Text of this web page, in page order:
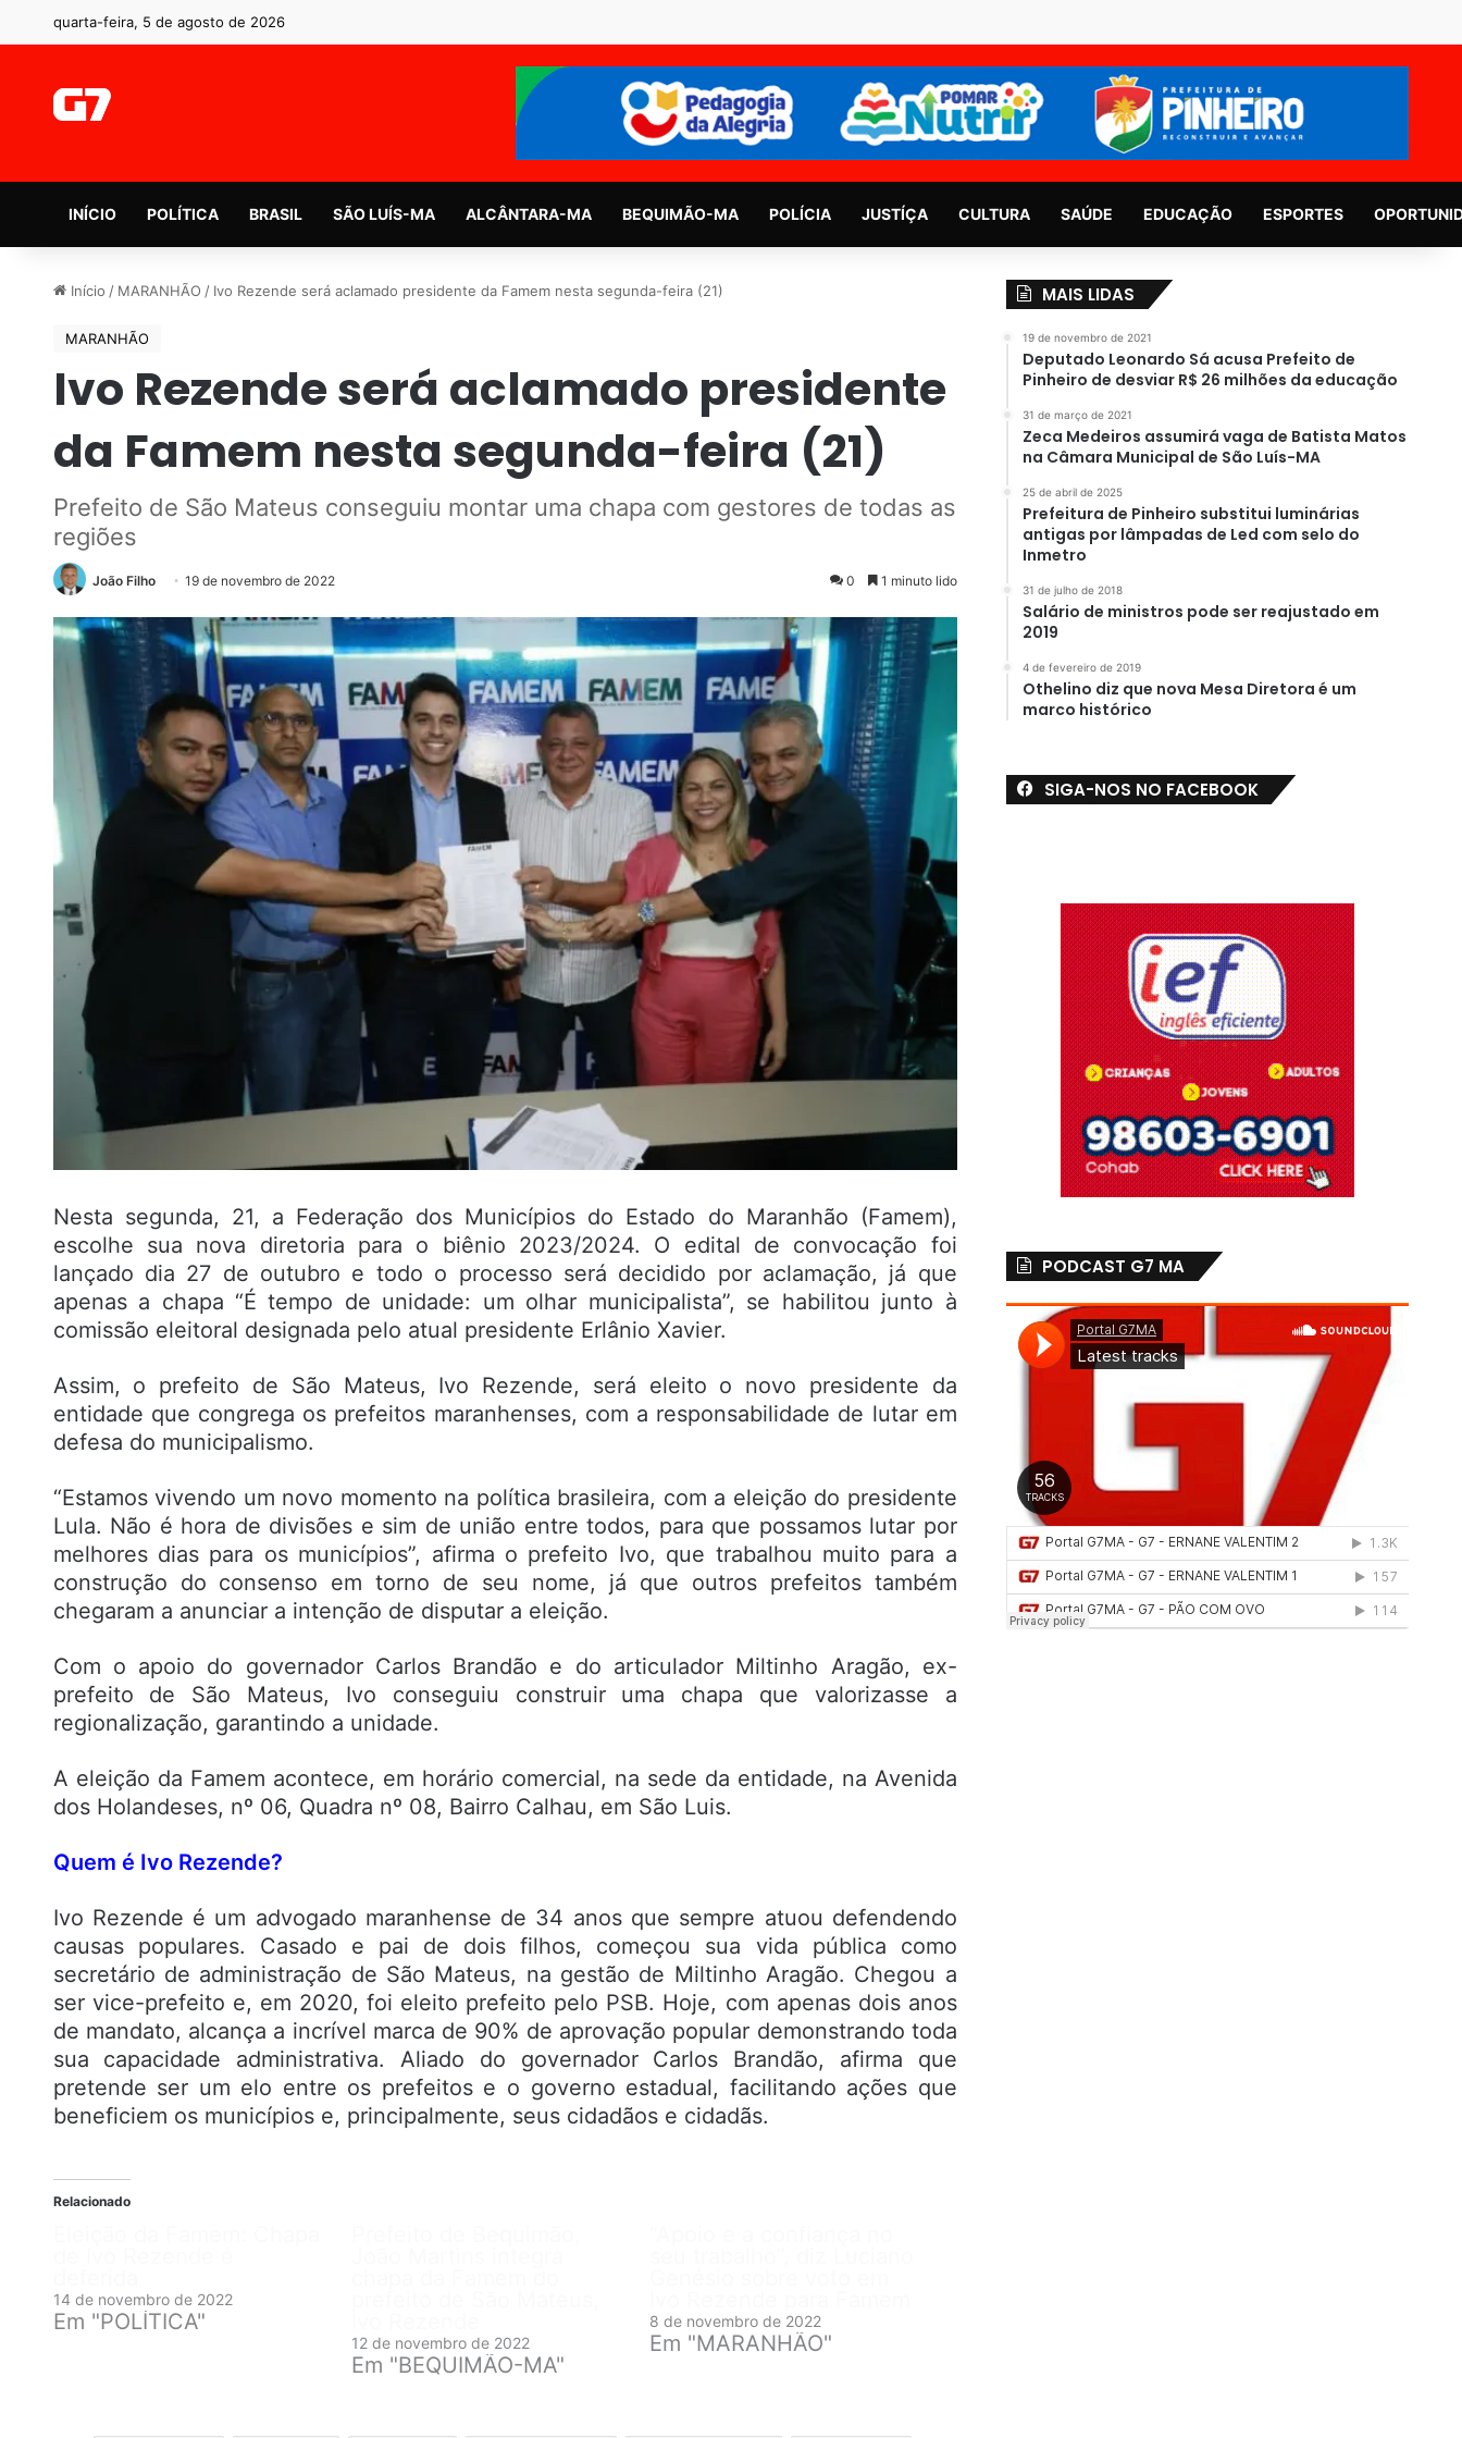
quarta-feira, 5 de agosto de 2026
INÍCIO POLÍTICA BRASIL SÃO LUÍS-MA ALCÂNTARA-MA BEQUIMÃO-MA POLÍCIA JUSTÍÇA CULTURA SAÚDE EDUCAÇÃO ESPORTES
Início / MARANHÃO / Ivo Rezende será aclamado presidente da Famem nesta segunda-feira (21)
MARANHÃO
Ivo Rezende será aclamado presidente
da Famem nesta segunda-feira (21)
Prefeito de São Mateus conseguiu montar uma chapa com gestores de todas as
regiões
João Filho 19 de novembro de 2022 0 1 minuto lido
Nesta segunda, 21, a Federação dos Municípios do Estado do Maranhão (Famem),
escolhe sua nova diretoria para o biênio 2023/2024. O edital de convocação foi
lançado dia 27 de outubro e todo o processo será decidido por aclamação, já que
apenas a chapa “É tempo de unidade: um olhar municipalista”, se habilitou junto à
comissão eleitoral designada pelo atual presidente Erlânio Xavier.
Assim, o prefeito de São Mateus, Ivo Rezende, será eleito o novo presidente da
entidade que congrega os prefeitos maranhenses, com a responsabilidade de lutar em
defesa do municipalismo.
“Estamos vivendo um novo momento na política brasileira, com a eleição do presidente
Lula. Não é hora de divisões e sim de união entre todos, para que possamos lutar por
melhores dias para os municípios”, afirma o prefeito Ivo, que trabalhou muito para a
construção do consenso em torno de seu nome, já que outros prefeitos também
chegaram a anunciar a intenção de disputar a eleição.
Com o apoio do governador Carlos Brandão e do articulador Miltinho Aragão, ex-
prefeito de São Mateus, Ivo conseguiu construir uma chapa que valorizasse a
regionalização, garantindo a unidade.
A eleição da Famem acontece, em horário comercial, na sede da entidade, na Avenida
dos Holandeses, nº 06, Quadra nº 08, Bairro Calhau, em São Luis.
Quem é Ivo Rezende?
Ivo Rezende é um advogado maranhense de 34 anos que sempre atuou defendendo
causas populares. Casado e pai de dois filhos, começou sua vida pública como
secretário de administração de São Mateus, na gestão de Miltinho Aragão. Chegou a
ser vice-prefeito e, em 2020, foi eleito prefeito pelo PSB. Hoje, com apenas dois anos
de mandato, alcança a incrível marca de 90% de aprovação popular demonstrando toda
sua capacidade administrativa. Aliado do governador Carlos Brandão, afirma que
pretende ser um elo entre os prefeitos e o governo estadual, facilitando ações que
beneficiem os municípios e, principalmente, seus cidadãos e cidadãs.
Relacionado
14 de novembro de 2022
Em "POLÍTICA"
12 de novembro de 2022
Em "BEQUIMÃO-MA"
8 de novembro de 2022
Em "MARANHÃO"
MAIS LIDAS
19 de novembro de 2021
Deputado Leonardo Sá acusa Prefeito de
Pinheiro de desviar R$ 26 milhões da educação
31 de março de 2021
Zeca Medeiros assumirá vaga de Batista Matos
na Câmara Municipal de São Luís-MA
25 de abril de 2025
Prefeitura de Pinheiro substitui luminárias
antigas por lâmpadas de Led com selo do
Inmetro
31 de julho de 2018
Salário de ministros pode ser reajustado em
2019
4 de fevereiro de 2019
Othelino diz que nova Mesa Diretora é um
marco histórico
SIGA-NOS NO FACEBOOK
PODCAST G7 MA